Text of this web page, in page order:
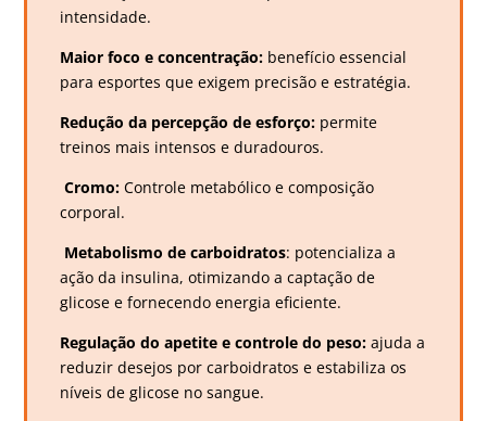
intensidade.
Maior foco e concentração: benefício essencial
para esportes que exigem precisão e estratégia.
Redução da percepção de esforço: permite
treinos mais intensos e duradouros.
Cromo:Controle metabólico e composição
corporal.
Metabolismo de carboidratos: potencializa a
ação da insulina, otimizando a captação de
glicose e fornecendo energia eficiente.
Regulação do apetite e controle do peso:ajuda a
reduzir desejos por carboidratos e estabiliza os
níveis de glicose no sangue.